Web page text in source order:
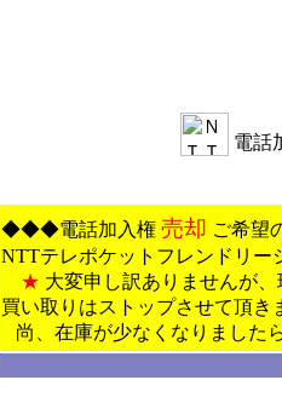
電話
◆◆◆電話加入権 売却 ご希
NTTテレポケットフレンドリー
★ 大変申し訳ありませんが、
買い取りはストップさせて頂き
尚、在庫が少なくなりました